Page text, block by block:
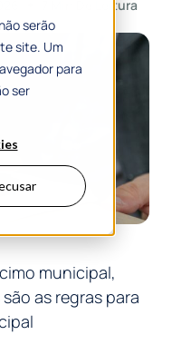
serão
site. Um
para
ser
7 Min De Leitura
municipal,
as regras para